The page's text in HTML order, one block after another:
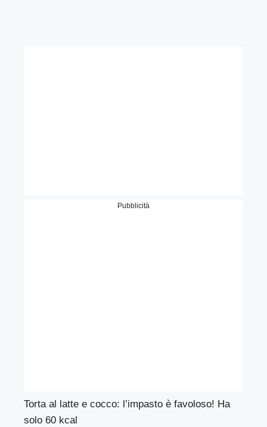
Pubblicità
Torta al latte e cocco: l’impasto è favoloso! Ha
solo 60 kcal